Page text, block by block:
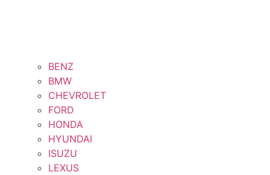
BENZ
BMW
CHEVROLET
FORD
HONDA
HYUNDAI
ISUZU
LEXUS